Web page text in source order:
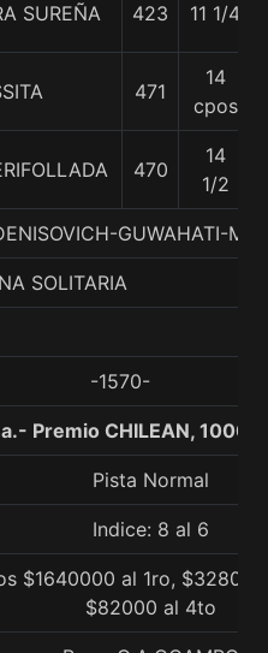
SUREÑA 423 11 1/4
471
14
cpos
470
14
1/2
GUWAHATI-
SOLITARIA
-1570-
Premio CHILEAN, 1000
Pista Normal
Indice: 8 al 6
$1640000 al 1ro,
$82000 al 4to